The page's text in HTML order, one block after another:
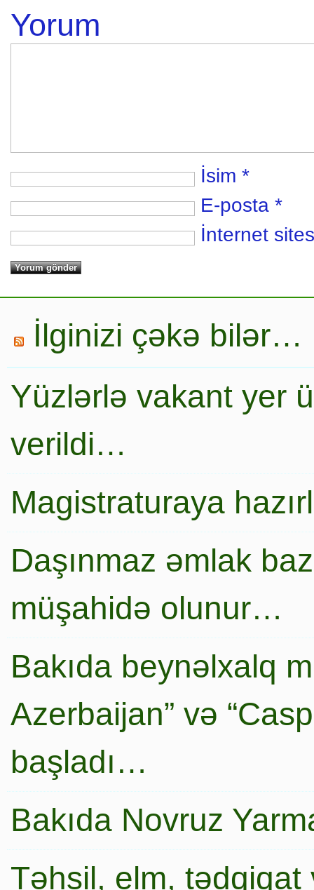
Yorum
İsim *
E-posta *
İnternet
İlginizi çəkə bilər…
Yüzlərlə vakant yer
verildi…
Magistraturaya
Daşınmaz əmlak
müşahidə olunur…
Bakıda beynəlxalq
Azerbaijan” və
başladı…
Bakıda Novruz
Təhsil, elm,